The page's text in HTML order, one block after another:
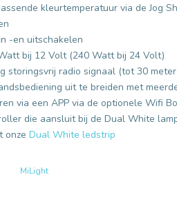
kleurtemperatuur via de Jog
-en uitschakelen
bij 12 Volt (240 Watt bij 24 Volt)
storingsvrij radio signaal (tot 30
uit te breiden met
via een APP via de optionele Wifi
die aansluit bij de Dual White
onze Dual White ledstrip
MiLight